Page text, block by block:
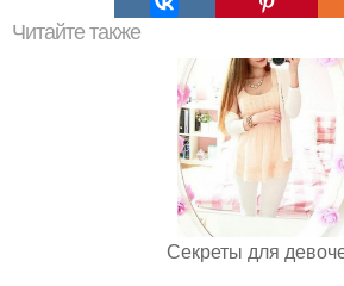
Читайте также
Секреты для